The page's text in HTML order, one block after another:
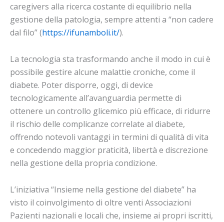
caregivers alla ricerca costante di equilibrio nella
gestione della patologia, sempre attenti a “non cadere
dal filo” (https://ifunamboli.it/).
La tecnologia sta trasformando anche il modo in cui è
possibile gestire alcune malattie croniche, come il
diabete. Poter disporre, oggi, di device
tecnologicamente all’avanguardia permette di
ottenere un controllo glicemico più efficace, di ridurre
il rischio delle complicanze correlate al diabete,
offrendo notevoli vantaggi in termini di qualità di vita
e concedendo maggior praticità, libertà e discrezione
nella gestione della propria condizione.
L’iniziativa “Insieme nella gestione del diabete” ha
visto il coinvolgimento di oltre venti Associazioni
Pazienti nazionali e locali che, insieme ai propri iscritti,